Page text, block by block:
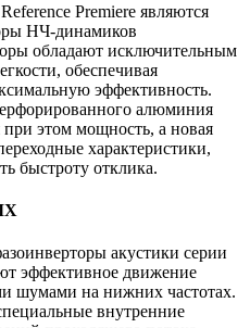
Premiere являются
НЧ-динамиков
обладают исключительным
обеспечивая
эффективность.
алюминия
этом мощность, а новая
характеристики,
быстроту отклика.
акустики серии
эффективное движение
шумами на нижних частотах.
внутренние